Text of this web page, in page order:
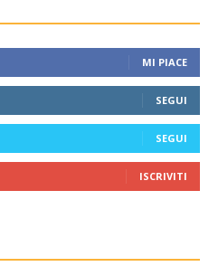
MI PIACE
SEGUI
SEGUI
ISCRIVITI